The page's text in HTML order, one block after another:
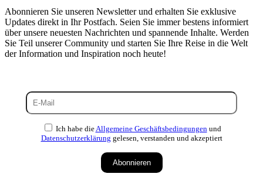
Abonnieren Sie unseren Newsletter und erhalten Sie exklusive
Updates direkt in Ihr Postfach. Seien Sie immer bestens informiert
über unsere neuesten Nachrichten und spannende Inhalte. Werden
Sie Teil unserer Community und starten Sie Ihre Reise in die Welt
der Information und Inspiration noch heute!
Ich habe die Allgemeine Geschäftsbedingungen und
Datenschutzerklärung gelesen, verstanden und akzeptiert
Abonnieren